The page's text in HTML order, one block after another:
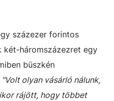
százezer forintos
két-háromszázezret egy
büszkén
"Volt olyan vásárló nálunk,
rájött, hogy többet